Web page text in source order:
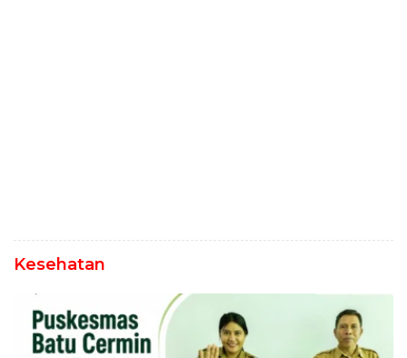
Kesehatan